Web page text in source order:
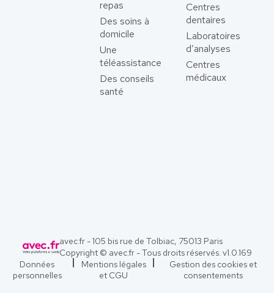
repas
Des soins à
domicile
Une
téléassistance
Des conseils
santé
Centres
dentaires
Laboratoires
d’analyses
Centres
médicaux
avec.fr - 105 bis rue de Tolbiac, 75013 Paris
Copyright © avec.fr - Tous droits réservés. v1.0.169
Données
personnelles
Mentions légales
et CGU
Gestion des cookies et
consentements